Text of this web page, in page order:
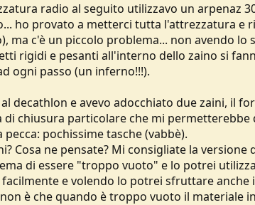
radio al seguito utilizzavo un arpenaz
ho provato a metterci tutta l'attrezzatura e
ma c'è un piccolo problema... non avendo lo
rigidi e pesanti all'interno dello zaino si
ogni passo (un inferno!!!).
decathlon e avevo adocchiato due zaini, il
di chiusura particolare che mi permetterebbe
pochissime tasche (vabbè).
Cosa ne pensate? Mi consigliate la versione
di essere "troppo vuoto" e lo potrei
e volendo lo potrei sfruttare
è che quando è troppo vuoto il materiale